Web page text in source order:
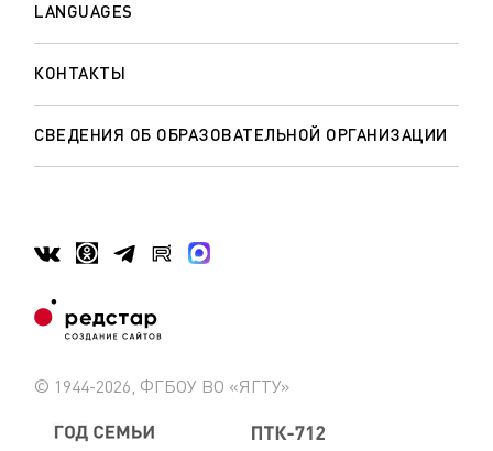
LANGUAGES
КОНТАКТЫ
СВЕДЕНИЯ ОБ ОБРАЗОВАТЕЛЬНОЙ ОРГАНИЗАЦИИ
© 1944-2026, ФГБОУ ВО «ЯГТУ»